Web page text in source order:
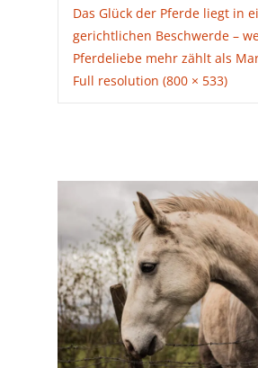
Das Glück der Pferde liegt in
gerichtlichen Beschwerde –
Pferdeliebe mehr zählt als
Full resolution (800 × 533)